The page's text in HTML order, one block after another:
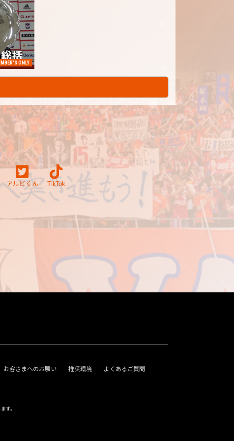
ONLY
アルビくん TikTok
お客さまへのお願い 推奨環境 よくあるご質問
す。